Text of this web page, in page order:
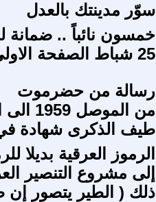
سوّر مدينتك بالعدل
خمسون نائباً .. ضمانة
25 شباط الصفحة الاولى في الانتفاضة العراقية
رسالة من حضرموت
من الموصل 1959 الى الموصل 2016 . . .محنة شعب .
طيف الذكرى شهادة
الرموز العرقية بديلا
إلى مشروع التنصير
ذلك ( الطير يتصور إن